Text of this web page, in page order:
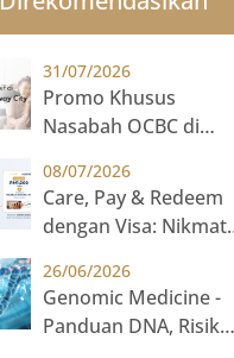
31/07/2026
Promo Khusus
Nasabah OCBC di
Centre Malaysia
08/07/2026
Care, Pay & Redeem
dengan Visa: Nikmati
untuk Pasien
Internasional
26/06/2026
Genomic Medicine -
Panduan DNA, Risiko